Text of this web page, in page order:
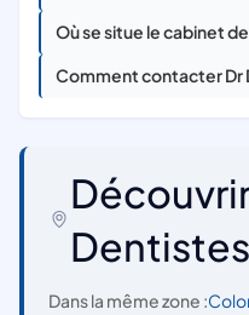
Où se situe le cabinet
Comment contacter Dr
Dentistes
Dans la même zone :